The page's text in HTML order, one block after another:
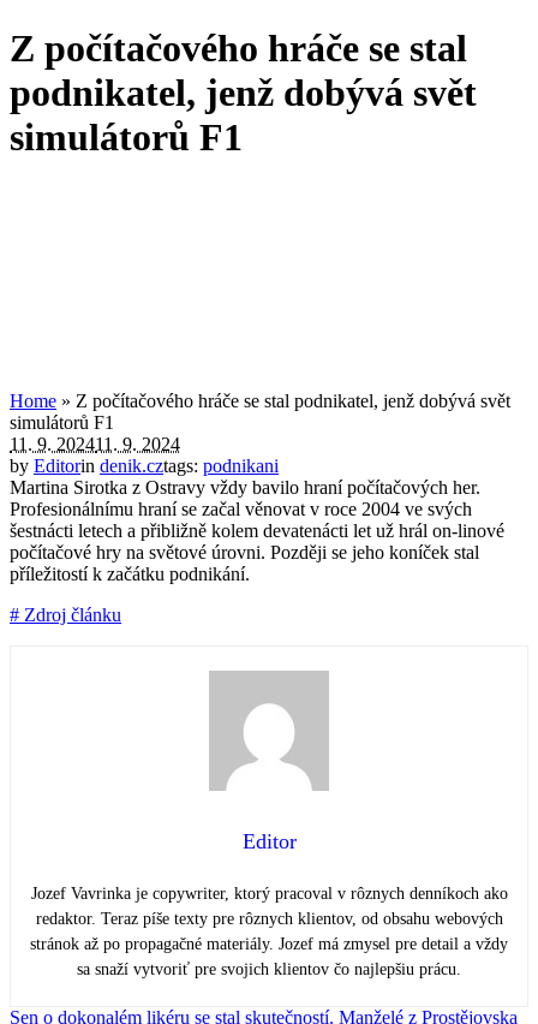
Z počítačového hráče se stal
podnikatel, jenž dobývá svět
simulátorů F1
Home » Z počítačového hráče se stal podnikatel, jenž dobývá svět
simulátorů F1
11. 9. 202411. 9. 2024
by Editorin denik.cztags: podnikani
Martina Sirotka z Ostravy vždy bavilo hraní počítačových her.
Profesionálnímu hraní se začal věnovat v roce 2004 ve svých
šestnácti letech a přibližně kolem devatenácti let už hrál on-linové
počítačové hry na světové úrovni. Později se jeho koníček stal
příležitostí k začátku podnikání.
# Zdroj článku
Editor
Jozef Vavrinka je copywriter, ktorý pracoval v rôznych denníkoch ako
redaktor. Teraz píše texty pre rôznych klientov, od obsahu webových
stránok až po propagačné materiály. Jozef má zmysel pre detail a vždy
sa snaží vytvoriť pre svojich klientov čo najlepšiu prácu.
Sen o dokonalém likéru se stal skutečností. Manželé z Prostějovska